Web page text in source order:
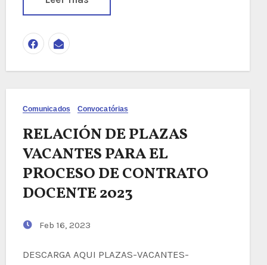
Comunicados Convocatórias
RELACIÓN DE PLAZAS
VACANTES PARA EL
PROCESO DE CONTRATO
DOCENTE 2023
Feb 16, 2023
DESCARGA AQUI PLAZAS-VACANTES-